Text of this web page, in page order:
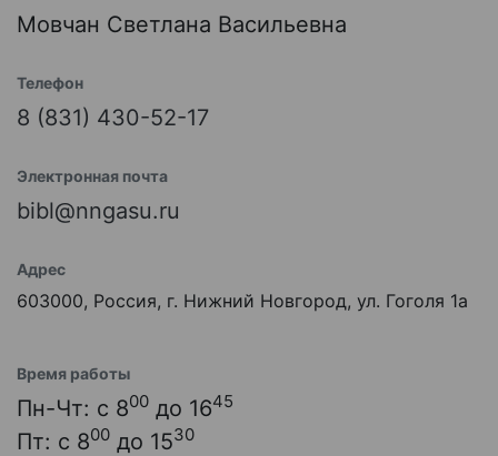
Мовчан Светлана Васильевна
Телефон
8 (831) 430-52-17
Электронная почта
bibl@nngasu.ru
Адрес
603000, Россия, г. Нижний Новгород, ул. Гоголя 1а
Время работы
Пн-Чт: с 800 до 1645
Пт: с 800 до 1530